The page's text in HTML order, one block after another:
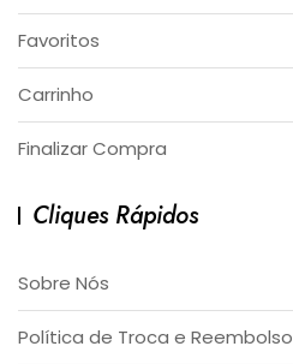
Favoritos
Carrinho
Finalizar Compra
Cliques Rápidos
Sobre Nós
Política de Troca e Reembolso